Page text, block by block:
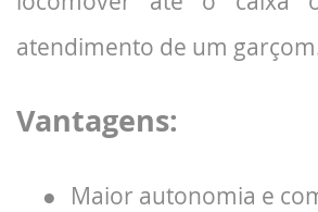
atendimento de um
Vantagens:
●
Maior autonomia e